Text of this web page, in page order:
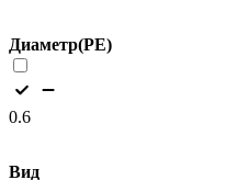
Диаметр(PE)
0.6
Вид